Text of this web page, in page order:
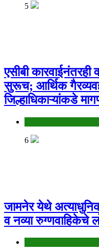
5
एसीबी
सुरूच; आर्थिक
जिल्हाधिकाऱ्यांकडे
6
जामनेर येथे
व नव्या रुग्णवाहिकेचे